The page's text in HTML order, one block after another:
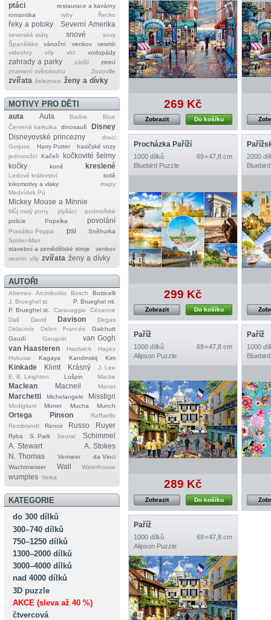
ptáci
restaurace a kavárny
romantika
ryby Řecko
řeky a potoky Severní Amerika
severské státy snové
sovy
Španělsko
vánoční venkov
vesmír
videohry
víly vlci vodopády
zahrady a parky zátiší
zimní
znamení zvěrokruhu
Zozoville
zvířata železnice ženy a dívky
MOTIVY PRO DĚTI
auta Auta Barbie
Blue
Červená karkulka
dinosauři
Disney
Disneyovské princezny
draci
Gorjuss
Harry Potter
hasičské vozy
jednorožci
Kačeři
kočkovité šelmy
kočky
koně kreslené
Ledové království
lodě
lokomotivy a vlaky
mapy
Medvídek Pú
Mickey Mouse a Minnie
Můj malý pony plyšáci
podmořské
policie
Popelka povolání
Prasátko Peppa psi
Sněhurka
Spider‐Man
stavební a zemědělské stroje
venkov
vesmír víly zvířata ženy a dívky
AUTOŘI
Afremov Arcimboldo Bosch
Botticelli
J. Brueghel st.
P. Brueghel ml.
P. Brueghel st.
Caravaggio
Cézanne
Dalí
David Davison
Degas
Delacroix
Delon Francés
Galchutt
Gaudí
Gauguin
van Gogh
van Haasteren
Hardwick
Hayez
Hokusai
Kagaya Kandinskij Kim
Kinkade Klimt Krásný
J. Lee
E. B. Leighton
Lušpin Macke
Maclean Macneil Manet
Marchetti Michelangelo Misstigri
Modigliani Monet Mucha Munch
Ortega Pinson
Raffaello
Rembrandt
Renoir Russo Ruyer
Ryba S. Park Seurat
Schimmel
A. Stewart
A. Stokes
N. Thomas
Vermeer
da Vinci
Wachtmeister
Wall Waterhouse
wumples Yerka
KATEGORIE
do 300 dílků
300–740 dílků
750–1250 dílků
1300–2000 dílků
3000–4000 dílků
nad 4000 dílků
3D puzzle
AKCE (sleva až 40 %)
čtvercová
269 Kč
Do košíku
Zobrazit
Procházka Paříží
1000 dílků
69 × 47,8 cm
Bluebird Puzzle
299 Kč
Do košíku
Zobrazit
2000
Paříž
1000 dílků
69 × 47,8 cm
Alipson Puzzle
289 Kč
Do košíku
Zobrazit
Paříž
1000
Paříž
1000 dílků
69 × 47,8 cm
Alipson Puzzle